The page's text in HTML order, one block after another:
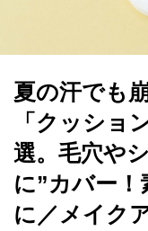
夏の汗でも
「クッショ
選。毛穴や
に”カバー！
に／メイク